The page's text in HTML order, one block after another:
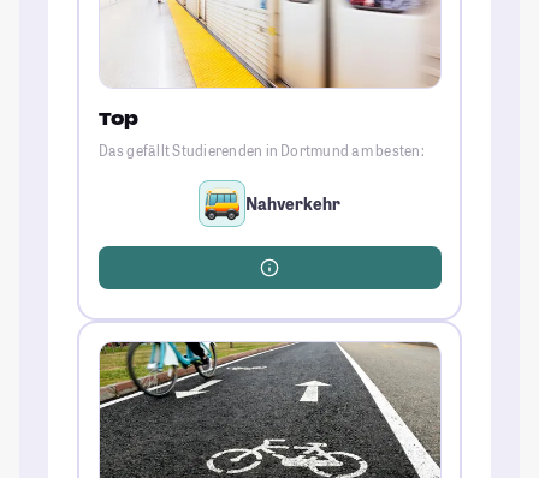
Top
Das gefällt Studierenden in Dortmund am besten:
Nahverkehr